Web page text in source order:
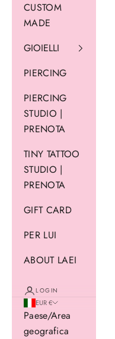
CUSTOM
MADE
GIOIELLI
PIERCING
PIERCING
STUDIO |
PRENOTA
TINY TATTOO
STUDIO |
PRENOTA
GIFT CARD
PER LUI
ABOUT LAEI
LOGIN
EUR €
Paese/Area
geografica